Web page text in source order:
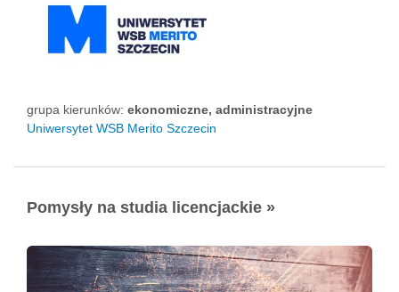
grupa kierunków: ekonomiczne, administracyjne
Uniwersytet WSB Merito Szczecin
Pomysły na studia licencjackie »